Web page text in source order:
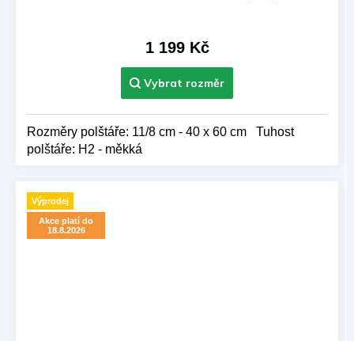
1 199 Kč
Rozměry polštáře: 11/8 cm - 40 x 60 cm Tuhost
polštáře: H2 - měkká
Výprodej
Akce platí do
18.8.2026